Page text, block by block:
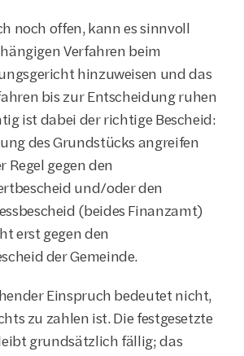
noch offen, kann es sinnvoll
Verfahren beim
hinzuweisen und das
bis zur Entscheidung ruhen
ist dabei der richtige Bescheid:
des Grundstücks angreifen
Regel gegen den
und/oder den
(beides Finanzamt)
erst gegen den
der Gemeinde.
Einspruch bedeutet nicht,
zu zahlen ist. Die festgesetzte
grundsätzlich fällig; das